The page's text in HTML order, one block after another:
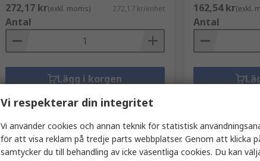
272,17 kr(exkl. moms) 272,17 kr/enhet
Antal
Lägg i korgen
Jämföra
162,54 kr(exkl.
Antal
Vi respekterar din integritet
Vi använder cookies och annan teknik för statistisk
för att visa reklam på tredje parts webbplatser. Genom att klicka
samtycker du till behandling av icke väsentliga cookies. Du kan